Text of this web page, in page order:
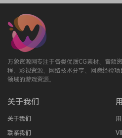
万象资源网专注于各类优质CG素材、音频
程、影视资源、网络技术分享、网赚经验
领域的游戏资源。
关于我们
关于我们
联系我们